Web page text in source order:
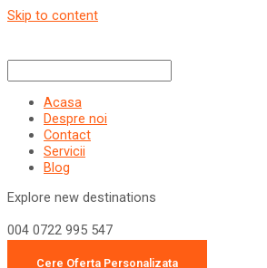
Skip to content
Acasa
Despre noi
Contact
Servicii
Blog
Explore new destinations
004 0722 995 547
Cere Oferta Personalizata